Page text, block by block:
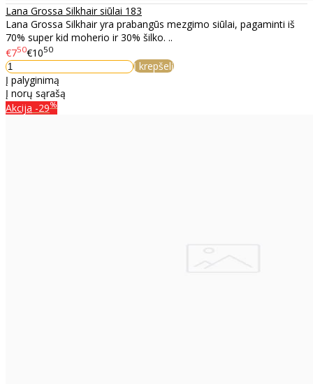
Lana Grossa Silkhair siūlai 183
Lana Grossa Silkhair yra prabangūs mezgimo siūlai, pagaminti iš
70% super kid moherio ir 30% šilko. ..
€750€1050
Į krepšelį
Į palyginimą
Į norų sąrašą
Akcija -29%